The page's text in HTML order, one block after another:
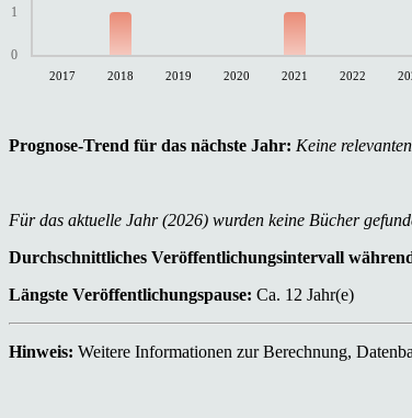
0
1
2017 2018 2019 2020 2021 2022
Prognose-Trend für das nächste Jahr: Keine
Für das aktuelle Jahr (2026) wurden keine Bücher
Durchschnittliches Veröffentlichungsintervall
Längste Veröffentlichungspause: Ca. 12 Jahr(e)
Hinweis: Weitere Informationen zur Berechnung,